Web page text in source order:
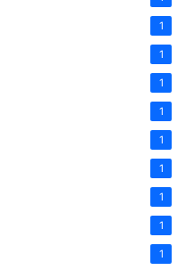
1
1
1
1
1
1
1
1
1